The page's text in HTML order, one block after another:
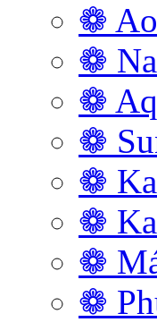
❁
❁
❁
❁
❁
❁
❁
❁